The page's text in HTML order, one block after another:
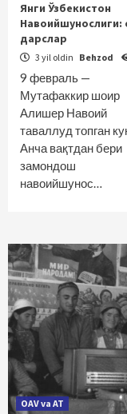
Янги Ўзбекистон
Навоийшунослиги:
дарслар
3 yil oldin Behzod
9 февраль —
Мутафаккир шоир
Алишер Навоий
таваллуд топган
Анча вақтдан бери
замондош
навоийшунос…
OAV va AT